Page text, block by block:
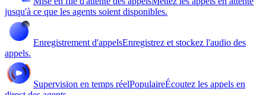
jusqu'à ce que les agents soient disponibles.
Enregistrement d'appelsEnregistrez et stockez l'audio des
appels.
Supervision en temps réelPopulaireÉcoutez les appels en